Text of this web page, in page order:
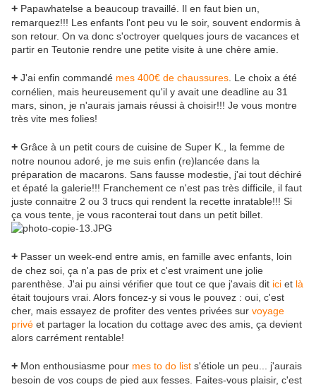
+ Papawhatelse a beaucoup travaillé. Il en faut bien un,
remarquez!!! Les enfants l'ont peu vu le soir, souvent endormis à
son retour. On va donc s'octroyer quelques jours de vacances et
partir en Teutonie rendre une petite visite à une chère amie.
+ J'ai enfin commandé mes 400€ de chaussures . Le choix a été
cornélien, mais heureusement qu'il y avait une deadline au 31
mars, sinon, je n'aurais jamais réussi à choisir!!! Je vous montre
très vite mes folies!
+ Grâce à un petit cours de cuisine de Super K., la femme de
notre nounou adoré, je me suis enfin (re)lancée dans la
préparation de macarons. Sans fausse modestie, j'ai tout déchiré
et épaté la galerie!!! Franchement ce n'est pas très difficile, il faut
juste connaitre 2 ou 3 trucs qui rendent la recette inratable!!! Si
ça vous tente, je vous raconterai tout dans un petit billet.
+ Passer un week-end entre amis, en famille avec enfants, loin
de chez soi, ça n'a pas de prix et c'est vraiment une jolie
parenthèse. J'ai pu ainsi vérifier que tout ce que j'avais dit ici et là
était toujours vrai. Alors foncez-y si vous le pouvez : oui, c'est
cher, mais essayez de profiter des ventes privées sur voyage
privé et partager la location du cottage avec des amis, ça devient
alors carrément rentable!
+ Mon enthousiasme pour mes to do list s'étiole un peu... j'aurais
besoin de vos coups de pied aux fesses. Faites-vous plaisir, c'est